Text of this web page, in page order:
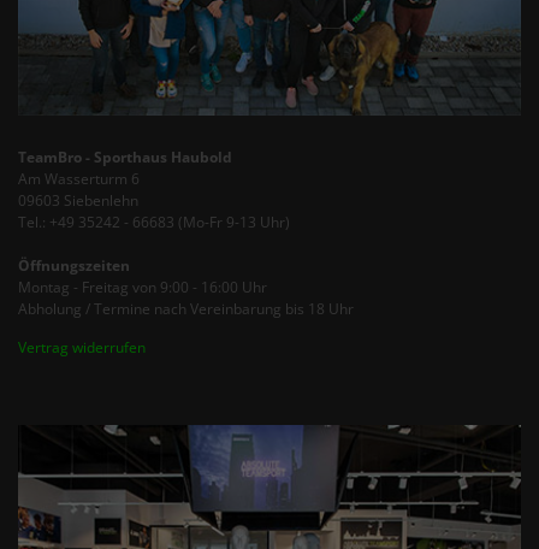
TeamBro - Sporthaus Haubold
Am Wasserturm 6
09603 Siebenlehn
Tel.: +49 35242 - 66683 (Mo-Fr 9-13 Uhr)
Öffnungszeiten
Montag - Freitag von 9:00 - 16:00 Uhr
Abholung / Termine nach Vereinbarung bis 18 Uhr
Vertrag widerrufen